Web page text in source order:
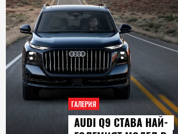
ГАЛЕРИЯ
СЕРИАЛИТЕ, КОИТО ЩЕ